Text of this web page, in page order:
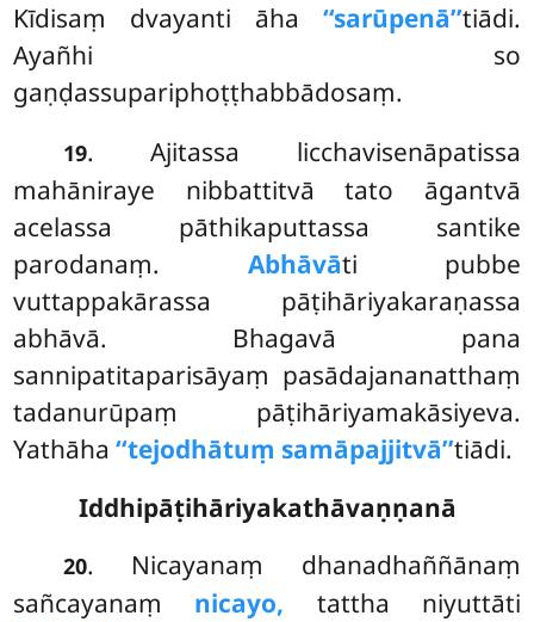
Kīdisaṃ dvayanti āha ‘‘sarūpenā’’tiādi.
Ayañhi so
gaṇḍassupariphoṭṭhabbādosaṃ.
19. Ajitassa licchavisenāpatissa
mahāniraye nibbattitvā tato āgantvā
acelassa pāthikaputtassa santike
parodanaṃ. Abhāvāti pubbe
vuttappakārassa pāṭihāriyakaraṇassa
abhāvā. Bhagavā pana
sannipatitaparisāyaṃ pasādajananatthaṃ
tadanurūpaṃ pāṭihāriyamakāsiyeva.
Yathāha‘‘tejodhātuṃ samāpajjitvā’’tiādi.
Iddhipāṭihāriyakathāvaṇṇanā
20. Nicayanaṃ dhanadhaññānaṃ
sañcayanaṃ nicayo, tattha niyuttāti